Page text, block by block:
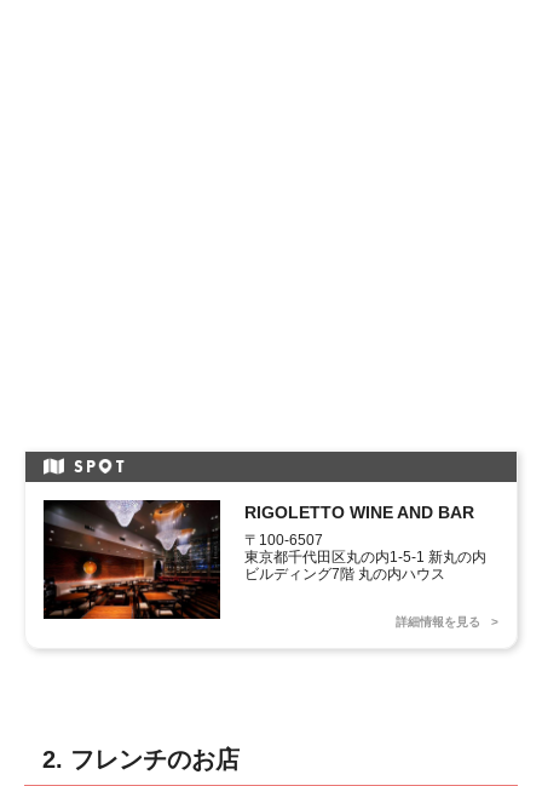
SP T
RIGOLETTO WINE AND BAR
〒100-6507
東京都千代田区丸の内1-5-1 新丸の内
ビルディング7階 丸の内ハウス
詳細情報を見る
2. フレンチのお店